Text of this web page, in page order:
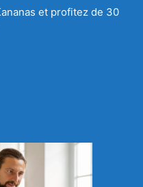
et profitez de 30